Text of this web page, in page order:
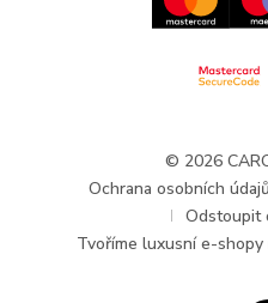
Aktuality a oznámení
© 2026
Ochrana osobních údajů
Odstoupit
Tvoříme luxusní e-shopy